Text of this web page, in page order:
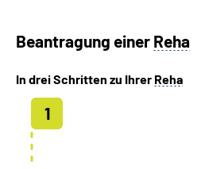
Beantragung einer Reha
In drei Schritten zu Ihrer Reha